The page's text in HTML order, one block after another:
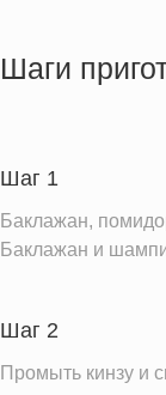
Жиры
Пищевые
Сахар
Холестерин
Натрий
Магний
Шаги
Шаг 1
Баклажан,
Баклажан и
Шаг 2
Промыть кинзу и